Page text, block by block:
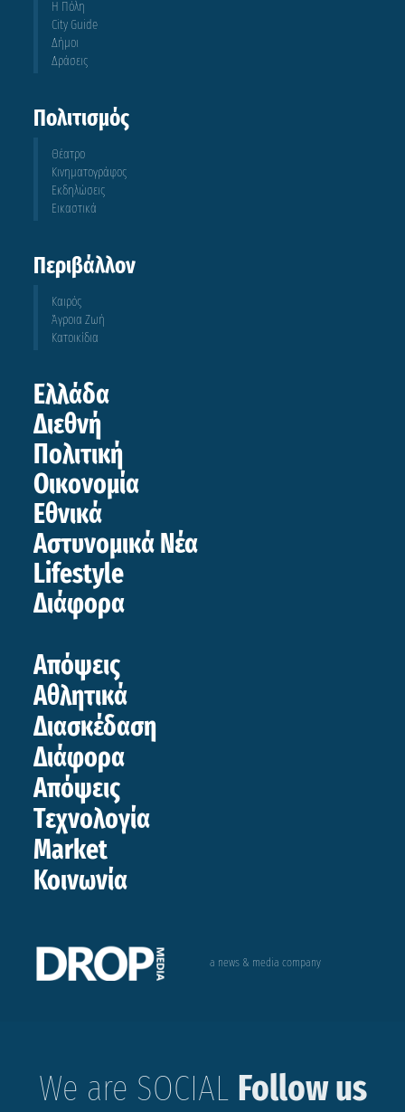
Η Πόλη
City Guide
Δήμοι
Δράσεις
Πολιτισμός
Θέατρο
Κινηματογράφος
Εκδηλώσεις
Εικαστικά
Περιβάλλον
Καιρός
Άγροια Ζωή
Κατοικίδια
Ελλάδα
Διεθνή
Πολιτική
Οικονομία
Εθνικά
Αστυνομικά Νέα
Lifestyle
Διάφορα
Απόψεις
Αθλητικά
Διασκέδαση
Διάφορα
Απόψεις
Τεχνολογία
Market
Κοινωνία
a news & media company
We are SOCIAL Follow us